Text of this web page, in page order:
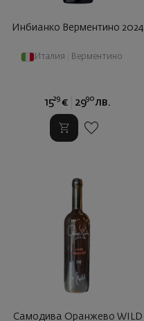
Инбианко Верментино 2024
Италия Верментино
1529 € 2990 лв.
Самодива Оранжево WILD